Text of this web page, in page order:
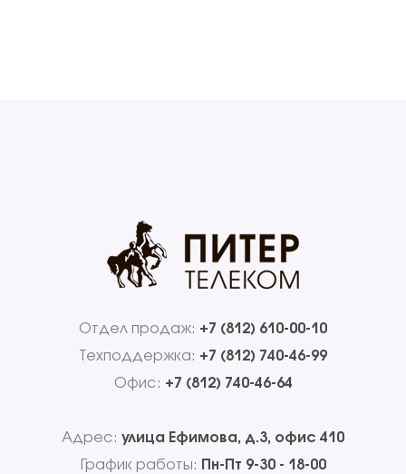
Отдел продаж: +7 (812) 610-00-10
Техподдержка: +7 (812) 740-46-99
Офис: +7 (812) 740-46-64
Адрес: улица Ефимова, д.3, офис 410
График работы:
Пн-Пт 9-30 - 18-00